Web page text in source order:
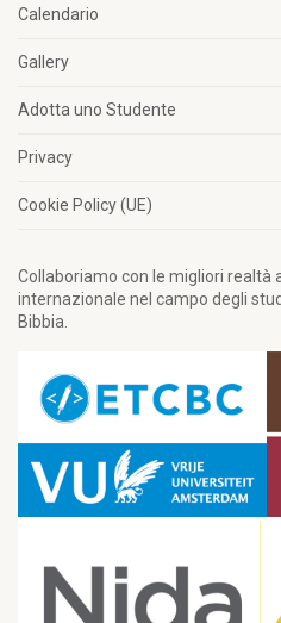
Calendario
Gallery
Adotta uno Studente
Privacy
Cookie Policy (UE)
Collaboriamo con le migliori realtà
internazionale nel campo degli
Bibbia.